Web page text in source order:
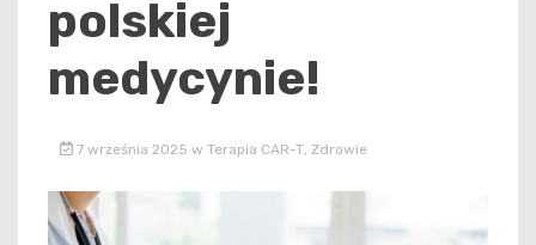
polskiej
medycynie!
7 września 2025 w Terapia CAR-T, Zdrowie